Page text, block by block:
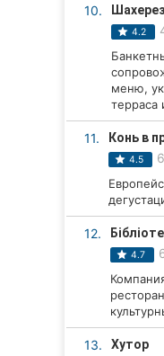
Ивано-Франковск
10.
4.2
меню,
терраса
11. Конь в
4.5
12.
4.7
13. Хутор